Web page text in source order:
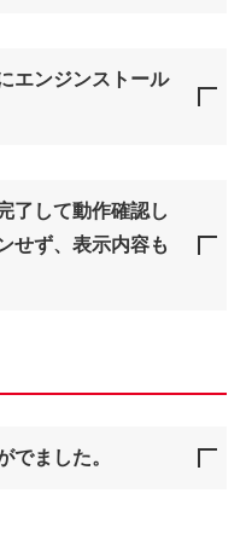
エンジンストール
了して動作確認し
せず、表示内容も
ました。